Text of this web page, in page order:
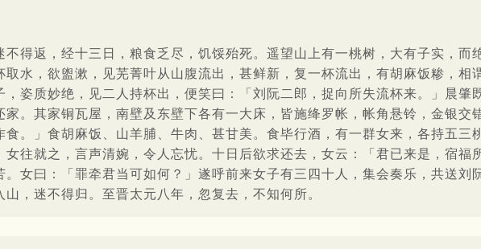
得返，经十三日，粮食乏尽，饥馁殆死。遥望山上有一桃树，大有子实，而
水，欲盥漱，见芜菁叶从山腹流出，甚鲜新，复一杯流出，有胡麻饭糁，相
姿质妙绝，见二人持杯出，便笑曰：「刘阮二郎，捉向所失流杯来。」晨肇
。其家铜瓦屋，南壁及东壁下各有一大床，皆施绛罗帐，帐角悬铃，金银交
。」食胡麻饭、山羊脯、牛肉、甚甘美。食毕行酒，有一群女来，各持五三
往就之，言声清婉，令人忘忧。十日后欲求还去，女云：「君已来是，宿福
女曰：「罪牵君当可如何？」遂呼前来女子有三四十人，集会奏乐，共送刘
，迷不得归。至晋太元八年，忽复去，不知何所。